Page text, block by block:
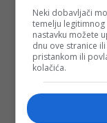
Neki dobavljači
temelju legitimnog
nastavku možete
dnu ove stranice
pristankom ili
kolačića.